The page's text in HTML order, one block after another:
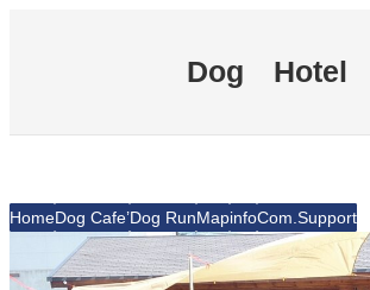
キ
Dog Hotel
HomeDog Cafe’Dog RunMapinfoCom.Support